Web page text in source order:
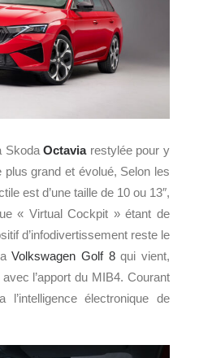
SkodaOctaviarestylée pour y
grand et évolué, Selon les
est d’une taille de 10 ou 13″,
« Virtual Cockpit » étant de
d’infodivertissement reste le
Volkswagen Golf 8qui vient,
l’apport du MIB4. Courant
l’intelligence électronique de